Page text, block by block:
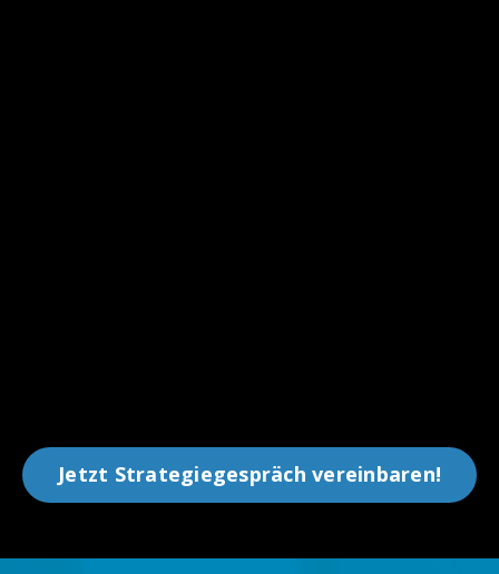
Jetzt Strategiegespräch vereinbaren!